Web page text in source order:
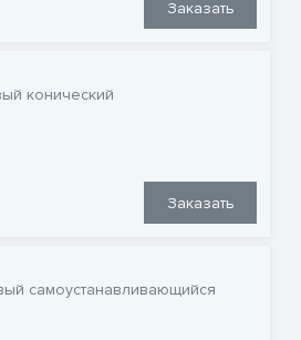
Заказать
конический
Заказать
самоустанавливающийся